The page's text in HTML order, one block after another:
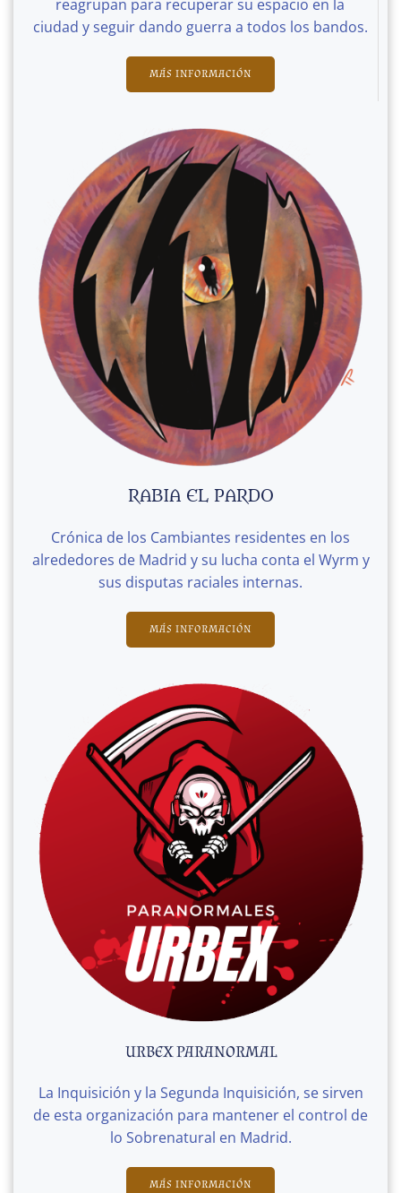
reagrupan para recuperar su espacio en la
ciudad y seguir dando guerra a todos los bandos.
MÁS INFORMACIÓN
RABIA EL PARDO
Crónica de los Cambiantes residentes en los
alrededores de Madrid y su lucha conta el Wyrm y
sus disputas raciales internas.
MÁS INFORMACIÓN
URBEX PARANORMAL
La Inquisición y la Segunda Inquisición, se sirven
de esta organización para mantener el control de
lo Sobrenatural en Madrid.
MÁS INFORMACIÓN